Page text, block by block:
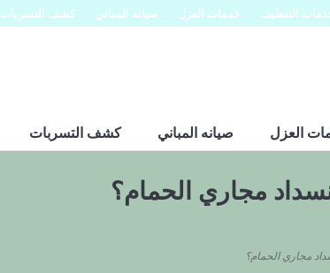
التنظيف خدمات العزل صيانه المباني كشف التسربات
العزل صيانه المباني كشف التسربات
مجاري الحمام؟
مجاري الحمام؟